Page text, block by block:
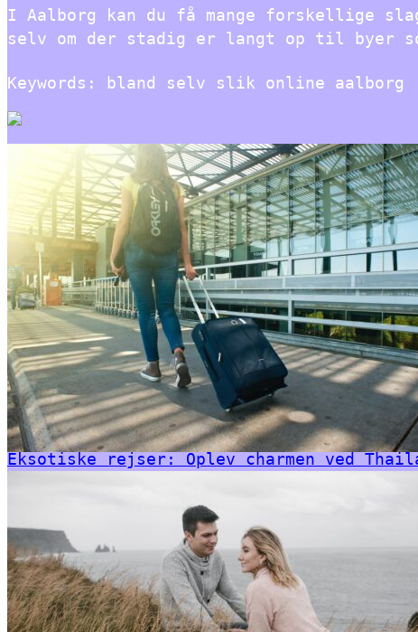
I Aalborg kan du få mange forskellige
selv om der stadig er langt op til byer
Keywords: bland selv slik online aalborg
Eksotiske rejser: Oplev charmen ved
Hotel
Fly
Bil